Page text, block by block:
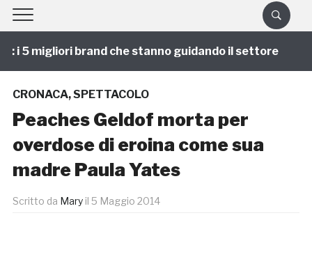
migliori brand che stanno guidando il settore
CRONACA,SPETTACOLO
Peaches Geldof morta per
overdose di eroina come sua
madre Paula Yates
Scritto da Mary il 5 Maggio 2014